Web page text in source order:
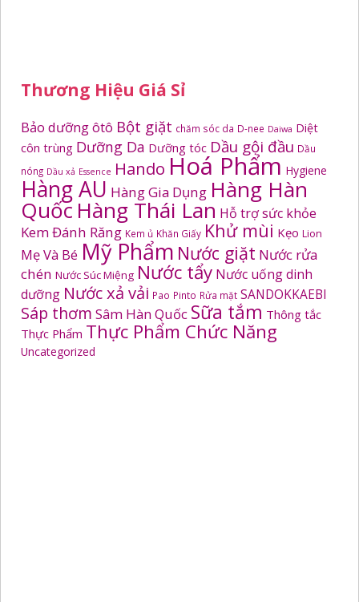
Thương Hiệu Giá Sỉ
Bảo dưỡng ôtô Bột giặt chăm sóc da D-nee Daiwa Diệt
côn trùng Dưỡng Da Dưỡng tóc Dầu gội đầu Dầu
nóng Dầu xả Essence Hando Hoá Phẩm Hygiene
Hàng AU Hàng Gia Dụng Hàng Hàn
Quốc Hàng Thái Lan Hỗ trợ sức khỏe
Kem Đánh Răng Kem ủ Khăn Giấy Khử mùi Kẹo Lion
Mẹ Và Bé Mỹ Phẩm Nước giặt Nước rửa
chén Nước Súc Miệng Nước tẩy Nước uống dinh
dưỡng Nước xả vải Pao Pinto Rửa mặt SANDOKKAEBI
Sáp thơm Sâm Hàn Quốc Sữa tắm Thông tắc
Thực Phẩm Thực Phẩm Chức Năng
Uncategorized